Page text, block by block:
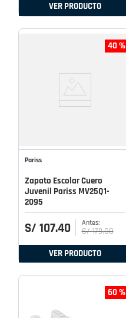
VER PRODUCTO
40 %
Pariss
Zapato Escolar Cuero
Juvenil Pariss MV25Q1-
2095
S/ 107.40 S/ 179.00
VER PRODUCTO
60 %